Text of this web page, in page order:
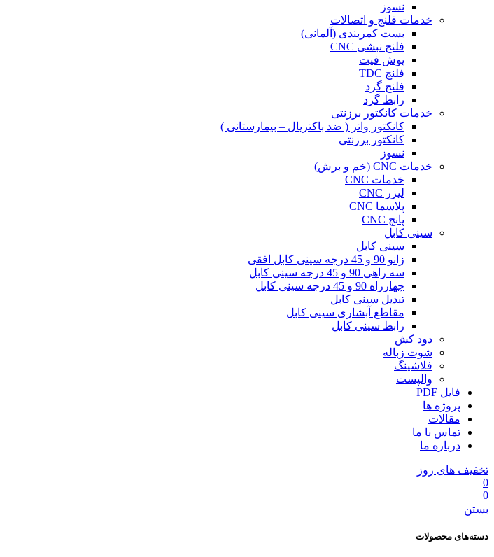
نسوز
خدمات فلنج و اتصالات
بست کمربندی (آلمانی)
فلنج نبشی CNC
پوش فیت
فلنج TDC
فلنج گرد
رابط گرد
خدمات کانکتور برزنتی
کانکتور واتر ( ضد باکتریال – بیمارستانی )
کانکتور برزنتی
نسوز
خدمات CNC (خم و برش)
خدمات CNC
لیزر CNC
پلاسما CNC
پانچ CNC
سینی کابل
سینی کابل
زانو 90 و 45 درجه سینی کابل افقی
سه راهی 90 و 45 درجه سینی کابل
چهارراه 90 و 45 درجه سینی کابل
تبدیل سینی کابل
مقاطع آبشاری سینی کابل
رابط سینی کابل
دود کش
شوت زباله
فلاشینگ
والپست
فایل PDF
پروژه ها
مقالات
تماس با ما
درباره ما
تخفیف های روز
0
0
بستن
دسته‌های محصولات